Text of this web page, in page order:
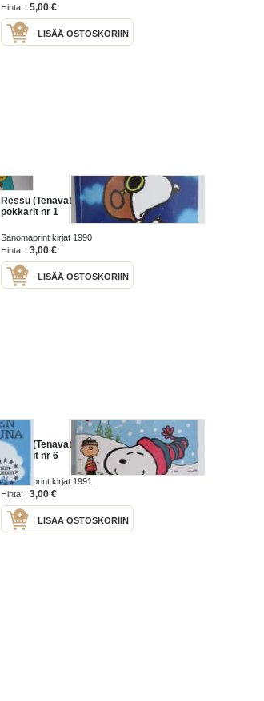
Hinta:
5,00 €
LISÄÄ OSTOSKORIIN
Ressu (Tenavat) - Tähti-
pokkarit nr 1
Sanomaprint kirjat 1990
Hinta:
3,00 €
LISÄÄ OSTOSKORIIN
Ressu (Tenavat) - Tähti-
pokkarit nr 6
Sanomaprint kirjat 1991
Hinta:
3,00 €
LISÄÄ OSTOSKORIIN